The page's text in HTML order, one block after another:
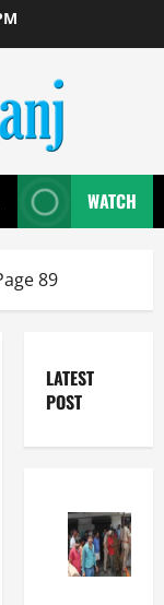
WATCH
89
LATEST
POST